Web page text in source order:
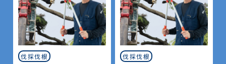
伐採伐根 伐採伐根